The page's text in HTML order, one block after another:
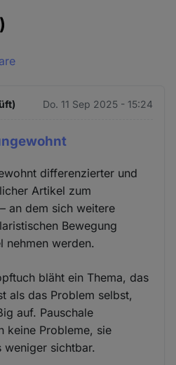
Do. 11 Sep 2025 - 15:24
differenzierter und
Artikel zum
an dem sich weitere
Bewegung
nehmen werden.
bläht ein Thema, das
als das Problem selbst,
auf. Pauschale
keine Probleme, sie
weniger sichtbar.